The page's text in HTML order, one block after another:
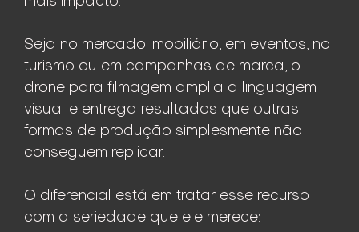
Seja no mercado imobiliário, em eventos, no
turismo ou em campanhas de marca, o
drone para filmagem amplia a linguagem
visual e entrega resultados que outras
formas de produção simplesmente não
conseguem replicar.
O diferencial está em tratar esse recurso
com a seriedade que ele merece: